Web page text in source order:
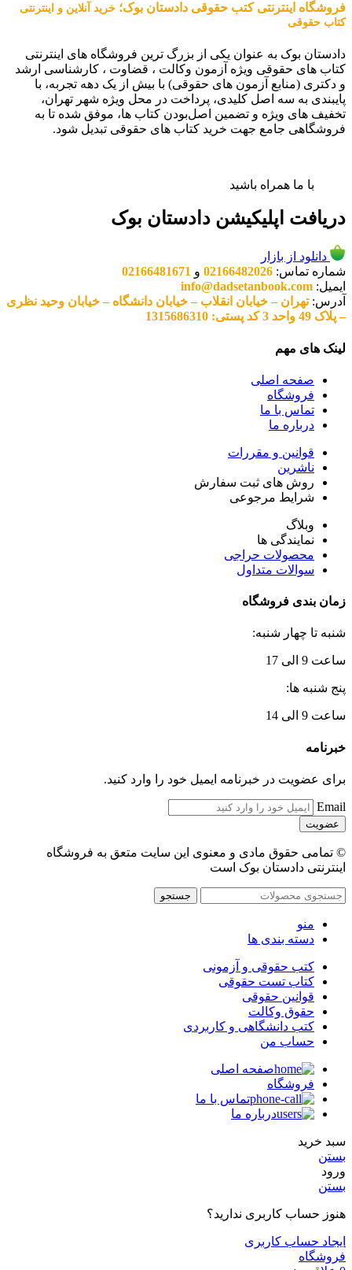
فروشگاه اینترنتی کتب حقوقی دادستان بوک؛ خرید آنلاین و اینترنتی
کتاب حقوقی
دادستان بوک به عنوان یکی از بزرگ ترین فروشگاه های اینترنتی
کتاب های حقوقی ویژه آزمون وکالت ، قضاوت ، کارشناسی ارشد
و دکتری (منابع آزمون های حقوقی) با بیش از یک دهه تجربه، با
پایبندی به سه اصل کلیدی، پرداخت در محل ویژه شهر تهران،
تخفیف های ویژه و تضمین اصل‌بودن کتاب ها، موفق شده تا به
فروشگاهی جامع جهت خرید کتاب های حقوقی تبدیل شود.
با ما همراه باشید
دریافت اپلیکیشن دادستان بوک
دانلود از بازار
شماره تماس: 02166482026 و 02166481671
ایمیل: info@dadsetanbook.com
آدرس:تهران – خیابان انقلاب – خیابان دانشگاه – خیابان وحید نظری
– پلاک 49 واحد 3 کد پستی: 1315686310
لینک های مهم
صفحه اصلی
فروشگاه
تماس با ما
درباره ما
قوانین و مقررات
ناشرین
روش های ثبت سفارش
شرایط مرجوعی
وبلاگ
نمایندگی ها
محصولات حراجی
سوالات متداول
زمان بندی فروشگاه
شنبه تا چهار شنبه:
ساعت 9 الی 17
پنج شنبه ها:
ساعت 9 الی 14
خبرنامه
برای عضویت در خبرنامه ایمیل خود را وارد کنید.
Email
© تمامی حقوق مادی و معنوی این سایت متعق به فروشگاه
اینترنتی دادستان بوک است
جستجو
منو
دسته بندی ها
کتب حقوقی و آزمونی
کتاب تست حقوقی
قوانین حقوقی
حقوق وکالت
کتب دانشگاهی و کاربردی
حساب من
صفحه اصلی
فروشگاه
تماس با ما
درباره ما
سبد خرید
بستن
ورود
بستن
هنوز حساب کاربری ندارید؟
ایجاد حساب کاربری
فروشگاه